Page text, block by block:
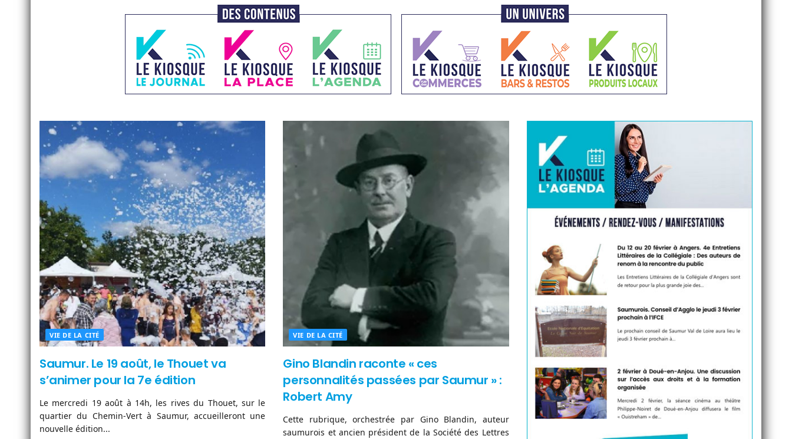
VIE DE LA CITÉ
Saumur. Le 19 août, le Thouet va
s’animer pour la 7e édition
Le mercredi 19 août à 14h, les rives du Thouet, sur le
quartier du Chemin-Vert à Saumur, accueilleront une
nouvelle édition...
VIE DE LA CITÉ
Gino Blandin raconte « ces
personnalités passées par Saumur » :
Robert Amy
Cette rubrique, orchestrée par Gino Blandin, auteur
saumurois et ancien président de la Société des Lettres